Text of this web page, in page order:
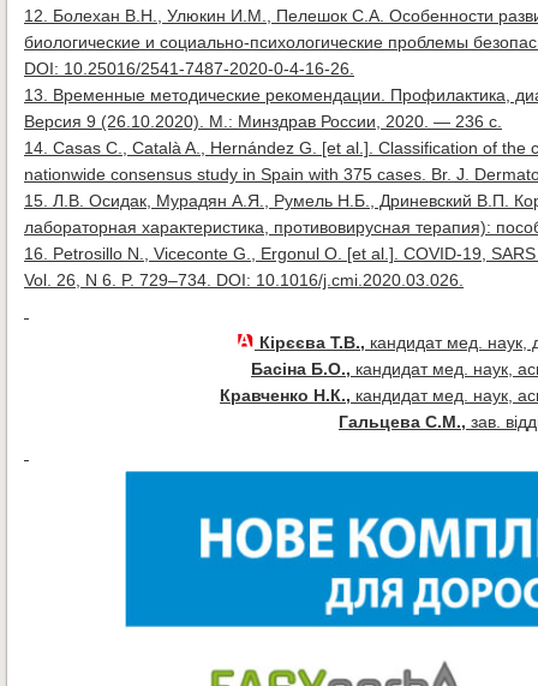
12. Болехан В.Н., Улюкин И.М., Пелешок С.А. Особенности
биологические и социально-психологические проблемы
DOI: 10.25016/2541-7487-2020-0-4-16-26.
13. Временные методические рекомендации. Профилактика,
Версия 9 (26.10.2020). М.: Минздрав России, 2020. — 236 с.
14. Casas C., Català A., Hernández G. [et al.]. Classification of
nationwide consensus study in Spain with 375 cases. Br. J.
15. Л.В. Осидак, Мурадян А.Я., Румель Н.Б., Дриневский В.П.
лабораторная характеристика, противовирусная терапия):
16. Petrosillo N., Viceconte G., Ergonul O. [et al.]. COVID-19,
Vol. 26, N 6. P. 729–734. DOI: 10.1016/j.cmi.2020.03.026.
Кірєєва Т.В., кандидат мед. наук,
Басіна Б.О., кандидат мед. наук,
Кравченко Н.К., кандидат мед. наук,
Гальцева С.М., зав.